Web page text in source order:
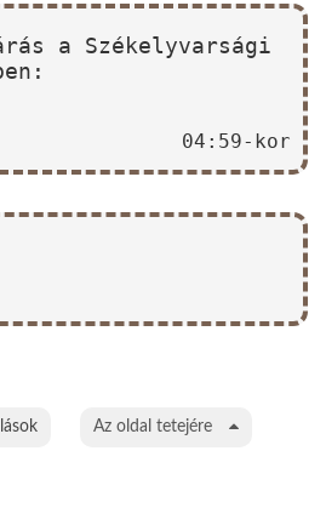
a Székelyvarsági
04:59-kor
Az oldal tetejére